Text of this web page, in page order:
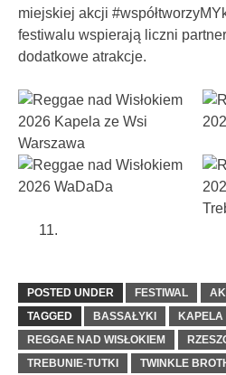
miejskiej akcji
festiwalu wspierają liczni
dodatkowe atrakcje.
POSTED UNDER FESTIWAL
TAGGED
BASSAŁYKI
KAPELA
REGGAE NAD WISŁOKIEM
TREBUNIE-TUTKI
TWINKLE